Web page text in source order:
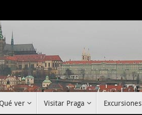
Qué ver Visitar Praga Excursiones